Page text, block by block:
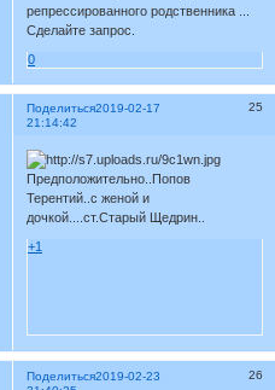
репрессированного родственника ...
Сделайте запрос.
0
Поделиться 25
2019-02-17
21:14:42
Предположительно..Попов
Терентий..с женой и
дочкой....ст.Старый Щедрин..
+1
Поделиться 26
2019-02-23